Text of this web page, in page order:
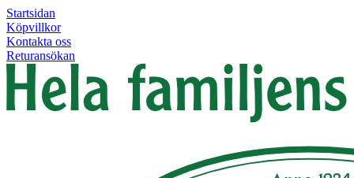
Startsidan
Köpvillkor
Kontakta oss
Returansökan